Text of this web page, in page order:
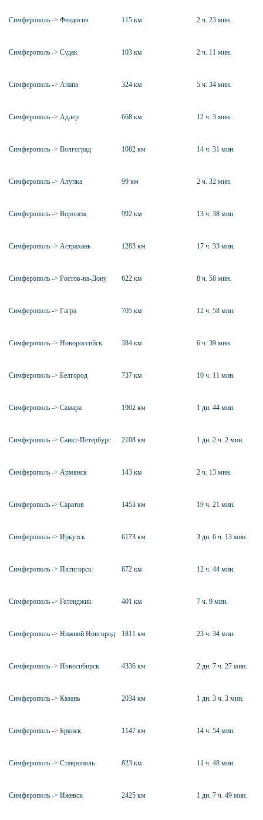
Симферополь -> Феодосия 115 км 2 ч. 23 мин.
Симферополь -> Судак 103 км 2 ч. 11 мин.
Симферополь -> Анапа 324 км 5 ч. 34 мин.
Симферополь -> Адлер 668 км 12 ч. 3 мин.
Симферополь -> Волгоград 1082 км 14 ч. 31 мин.
Симферополь -> Алупка 99 км 2 ч. 32 мин.
Симферополь -> Воронеж 992 км 13 ч. 38 мин.
Симферополь -> Астрахань 1283 км 17 ч. 33 мин.
Симферополь -> Ростов-на-Дону 622 км 8 ч. 58 мин.
Симферополь -> Гагра 705 км 12 ч. 58 мин.
Симферополь -> Новороссийск 384 км 6 ч. 39 мин.
Симферополь -> Белгород 737 км 10 ч. 11 мин.
Симферополь -> Самара 1902 км 1 дн. 44 мин.
Симферополь -> Санкт-Петербург 2108 км 1 дн. 2 ч. 2 мин.
Симферополь -> Армянск 143 км 2 ч. 13 мин.
Симферополь -> Саратов 1453 км 19 ч. 21 мин.
Симферополь -> Иркутск 6173 км 3 дн. 6 ч. 13 мин.
Симферополь -> Пятигорск 872 км 12 ч. 44 мин.
Симферополь -> Геленджик 401 км 7 ч. 9 мин.
Симферополь -> Нижний Новгород 1811 км 23 ч. 34 мин.
Симферополь -> Новосибирск 4336 км 2 дн. 7 ч. 27 мин.
Симферополь -> Казань 2034 км 1 дн. 3 ч. 3 мин.
Симферополь -> Брянск 1147 км 14 ч. 54 мин.
Симферополь -> Ставрополь 823 км 11 ч. 48 мин.
Симферополь -> Ижевск 2425 км 1 дн. 7 ч. 49 мин.